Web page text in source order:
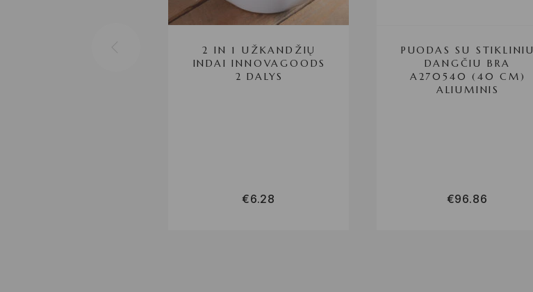
2 IN 1 UŽKANDŽIŲ
INDAI INNOVAGOODS
2 DALYS
€6.28
PUODAS SU STIKLINIU
DANGČIU BRA
A270540 (40 CM)
ALIUMINIS
€96.86